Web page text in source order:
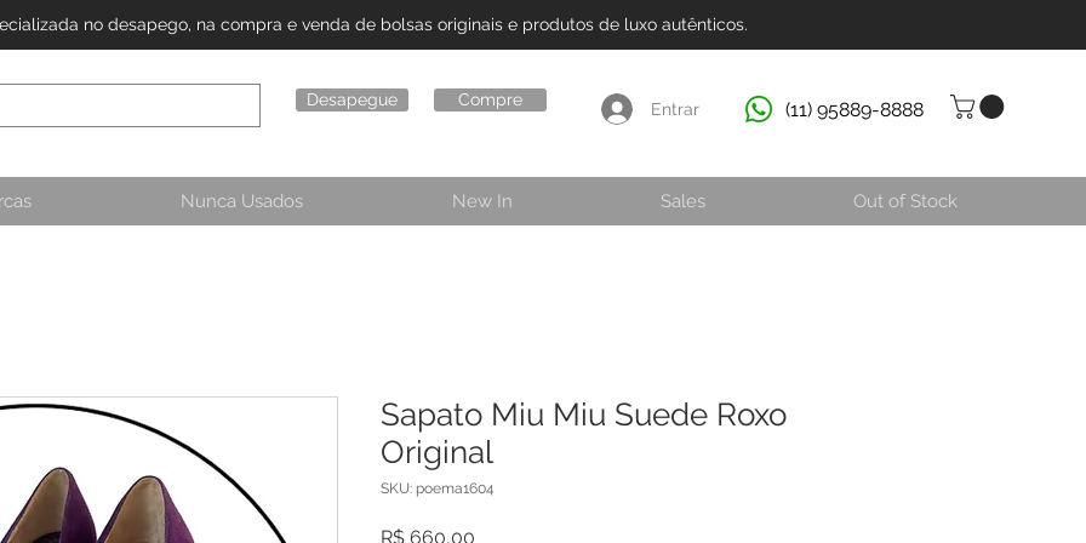
no desapego, na compra e venda de bolsas originais e produtos de luxo autênticos.
Desapegue Compre Entrar (11) 95889-8888
Nunca Usados New In Sales Out of Stock
Sapato Miu Miu Suede Roxo
Original
SKU: poema1604
R$ 660,00